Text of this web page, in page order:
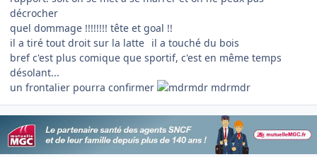
décrocher
quel dommage !!!!!!!! tête et goal !!
il a tiré tout droit sur la latte il a touché du bois
bref c'est plus comique que sportif, c'est en même temps
désolant...
un frontalier pourra confirmer
mdrmdr